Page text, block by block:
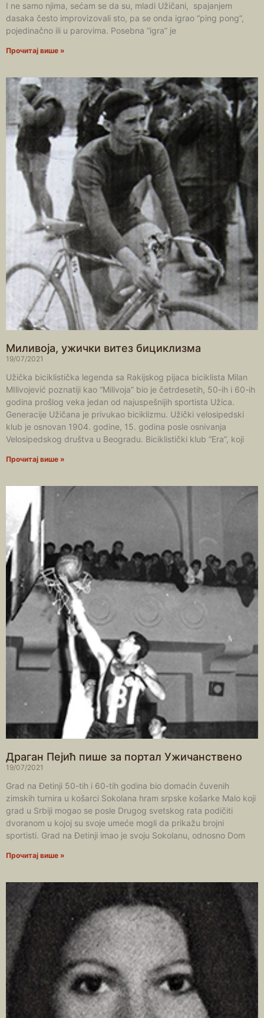
I ne samo njima, sećam se da su, mladi Užičani, spajanjem
dasaka često improvizovali sto, pa se onda igrao “ping pong”,
pojedinačno ili u parovima. Posebna “igra” je
Прочитај више »
Миливоја, ужички витез бициклизма
19/07/2021
Užička biciklistička legenda sa Rakijskog pijaca biciklista Milan
MIlivojević poznatiji kao “Milivoja” bio je četrdesetih, 50-ih i 60-ih
godina prošlog veka jedan od najuspešnijih sportista Užica.
Generacije Užičana je privukao biciklizmu. Užički velosipedski
klub je osnovan 1904. godine, 15. godina posle osnivanja
Velosipedskog društva u Beogradu. Biciklistički klub “Era”, koji
Прочитај више »
Драган Пејић пише за портал Ужичанствено
19/07/2021
Grad na Đetinji 50-tih i 60-tih godina bio domaćin čuvenih
zimskih turnira u košarci Sokolana hram srpske košarke Malo koji
grad u Srbiji mogao se posle Drugog svetskog rata podičiti
dvoranom u kojoj su svoje umeće mogli da prikažu brojni
sportisti. Grad na Đetinji imao je svoju Sokolanu, odnosno Dom
Прочитај више »